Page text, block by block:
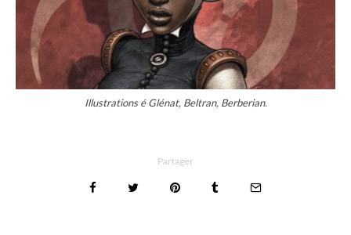
Illustrations é Glénat, Beltran, Berberian.
Partager